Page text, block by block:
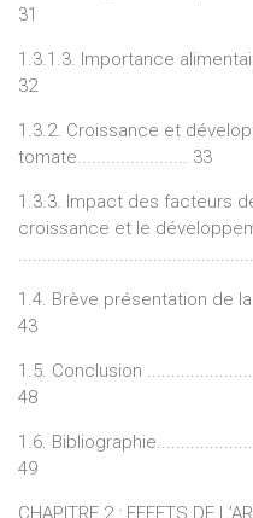
31
1.3.1.3. Importance
32
1.3.2. Croissance et
tomate....................... 33
1.3.3. Impact des facteurs
croissance et le
1.4. Brève présentation de
43
1.5. Conclusion
48
1.6.
49
CHAPITRE 2 : EFFETS DE